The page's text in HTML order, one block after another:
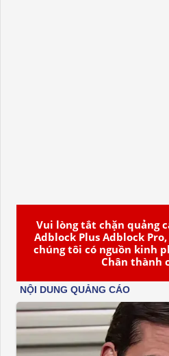
Vui lòng tắt chặn quảng
Adblock Plus Adblock
chúng tôi có nguồn kinh
Chân thành